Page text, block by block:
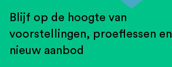
Blijf op de hoogte van
voorstellingen, proeflessen en
nieuw aanbod